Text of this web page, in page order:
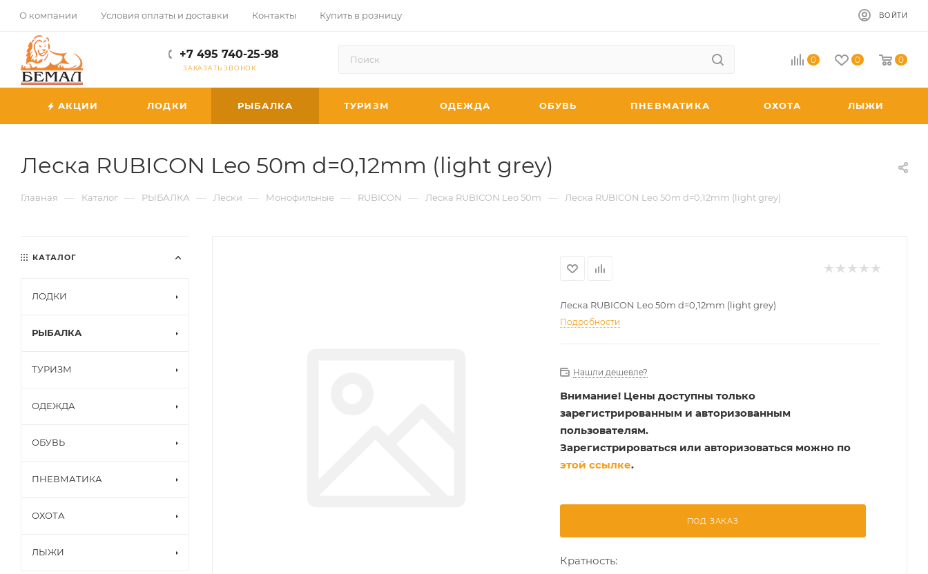
О компании Условия оплаты и доставки Контакты Купить в розницу ВОЙТИ
+7 495 740-25-98
ЗАКАЗАТЬ ЗВОНОК
0 0 0
АКЦИИ ЛОДКИ РЫБАЛКА ТУРИЗМ ОДЕЖДА ОБУВЬ ПНЕВМАТИКА ОХОТА ЛЫЖИ
Леска RUBICON Leo 50m d=0,12mm (light grey)
Главная — Каталог — РЫБАЛКА — Лески — Монофильные — RUBICON — Леска RUBICON Leo 50m — Леска RUBICON Leo 50m d=0,12mm (light grey)
Леска RUBICON Leo 50m d=0,12mm (light grey)
Подробности
Нашли дешевле?
Внимание! Цены доступны только
зарегистрированным и авторизованным
пользователям.
Зарегистрироваться или авторизоваться можно по
этой ссылке.
ПОД ЗАКАЗ
Кратность:
КАТАЛОГ
ЛОДКИ
РЫБАЛКА
ТУРИЗМ
ОДЕЖДА
ОБУВЬ
ПНЕВМАТИКА
ОХОТА
ЛЫЖИ